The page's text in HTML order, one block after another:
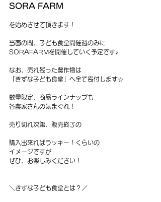
SORA FARM
を始めさせて頂きます！
当面の間、子ども食堂開催週のみに
SORAFARMを開催していく予定です♪
なお、売れ残った農作物は
「きずな子ども食堂」へ全て寄付します☆
数量限定、商品ラインナップも
各農家さんの気まぐれ！
売り切れ次第、販売終了の
購入出来ればラッキー！くらいの
イメージですが
ぜひ、お楽しみください！
＼きずな子ども食堂とは？／